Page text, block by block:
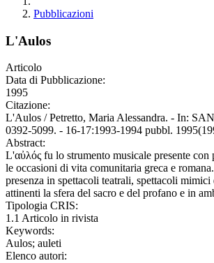
Pubblicazioni
L'Aulos
Articolo
Data di Pubblicazione:
1995
Citazione:
L'Aulos / Petretto, Maria Alessandra. - In:
0392-5099. - 16-17:1993-1994 pubbl.
Abstract:
L'αὐλός fu lo strumento musicale presente con
le occasioni di vita comunitaria greca e
presenza in spettacoli teatrali, spettacoli mimici
attinenti la sfera del sacro e del profano e in
Tipologia CRIS:
1.1 Articolo in rivista
Keywords:
Aulos; auleti
Elenco autori: